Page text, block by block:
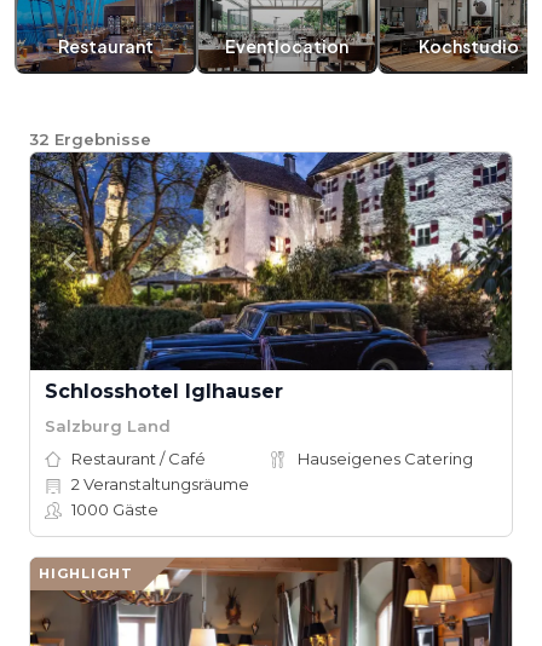
Restaurant Eventlocation Kochstudio
32 Ergebnisse
Schlosshotel Iglhauser
Salzburg Land
Restaurant / Café
Hauseigenes Catering
2 Veranstaltungsräume
1000 Gäste
HIGHLIGHT